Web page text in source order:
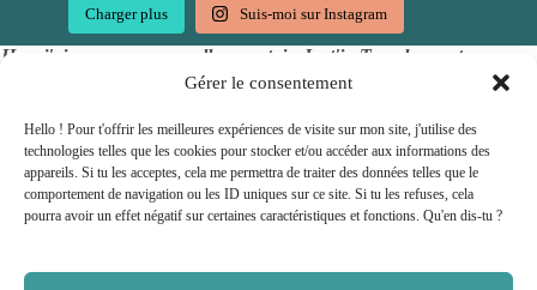
Gérer le consentement
Hello ! Pour t'offrir les meilleures expériences de visite sur mon site, j'utilise des
technologies telles que les cookies pour stocker et/ou accéder aux informations des
appareils. Si tu les acceptes, cela me permettra de traiter des données telles que le
comportement de navigation ou les ID uniques sur ce site. Si tu les refuses, cela
pourra avoir un effet négatif sur certaines caractéristiques et fonctions. Qu'en dis-tu ?
Charger plus Suis-moi sur Instagram
Hep, j'ai une super nouvelle pour toi : Just'in Travel accepte
les chèques vacances !